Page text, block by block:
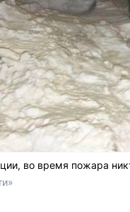
во время пожара